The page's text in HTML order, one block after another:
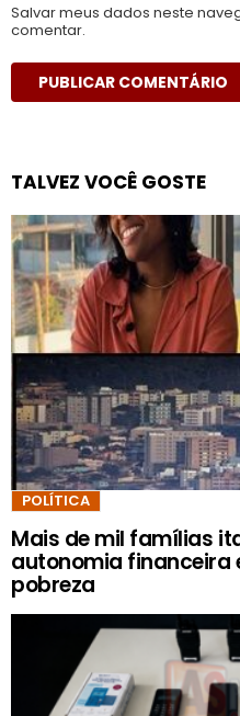
Salvar meus dados neste
comentar.
TALVEZ VOCÊ GOSTE
POLÍTICA
Mais de mil famílias
autonomia financeira
pobreza